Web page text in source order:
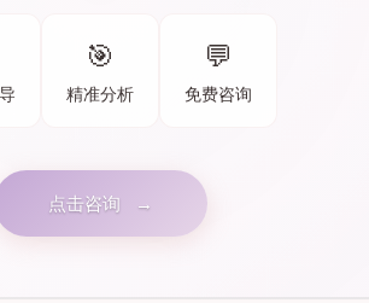
🎯
精准分析
💬
免费咨询
点击咨询 →